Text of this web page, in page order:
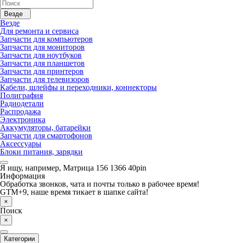
Везде
Везде
Для ремонта и сервиса
Запчасти для компьютеров
Запчасти для мониторов
Запчасти для ноутбуков
Запчасти для планшетов
Запчасти для принтеров
Запчасти для телевизоров
Кабели, шлейфы и переходники, коннекторы
Полиграфия
Радиодетали
Распродажа
Электроника
Аккумуляторы, батарейки
Запчасти для смартофонов
Аксессуары
Блоки питания, зарядки
Я ищу, например, Матрица 156 1366 40pin
Информация
Обработка звонков, чата и почты только в рабочее время!
GTM+9, наше время тикает в шапке сайта!
×
Поиск
×
Категории